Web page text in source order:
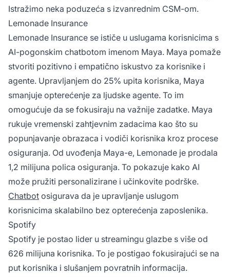
Istražimo neka poduzeća s izvanrednim CSM-om.
Lemonade Insurance
Lemonade Insurance se ističe u uslugama korisnicima s
AI-pogonskim chatbotom imenom Maya. Maya pomaže
stvoriti pozitivno i empatično iskustvo za korisnike i
agente. Upravljanjem do 25% upita korisnika, Maya
smanjuje opterećenje za ljudske agente. To im
omogućuje da se fokusiraju na važnije zadatke. Maya
rukuje vremenski zahtjevnim zadacima kao što su
popunjavanje obrazaca i vodiči korisnika kroz procese
osiguranja. Od uvođenja Maya-e, Lemonade je prodala
1,2 milijuna polica osiguranja. To pokazuje kako AI
može pružiti personalizirane i učinkovite podrške.
Chatbot osigurava da je upravljanje uslugom
korisnicima skalabilno bez opterećenja zaposlenika.
Spotify
Spotify je postao lider u streamingu glazbe s više od
626 milijuna korisnika. To je postigao fokusirajući se na
put korisnika i slušanjem povratnih informacija.